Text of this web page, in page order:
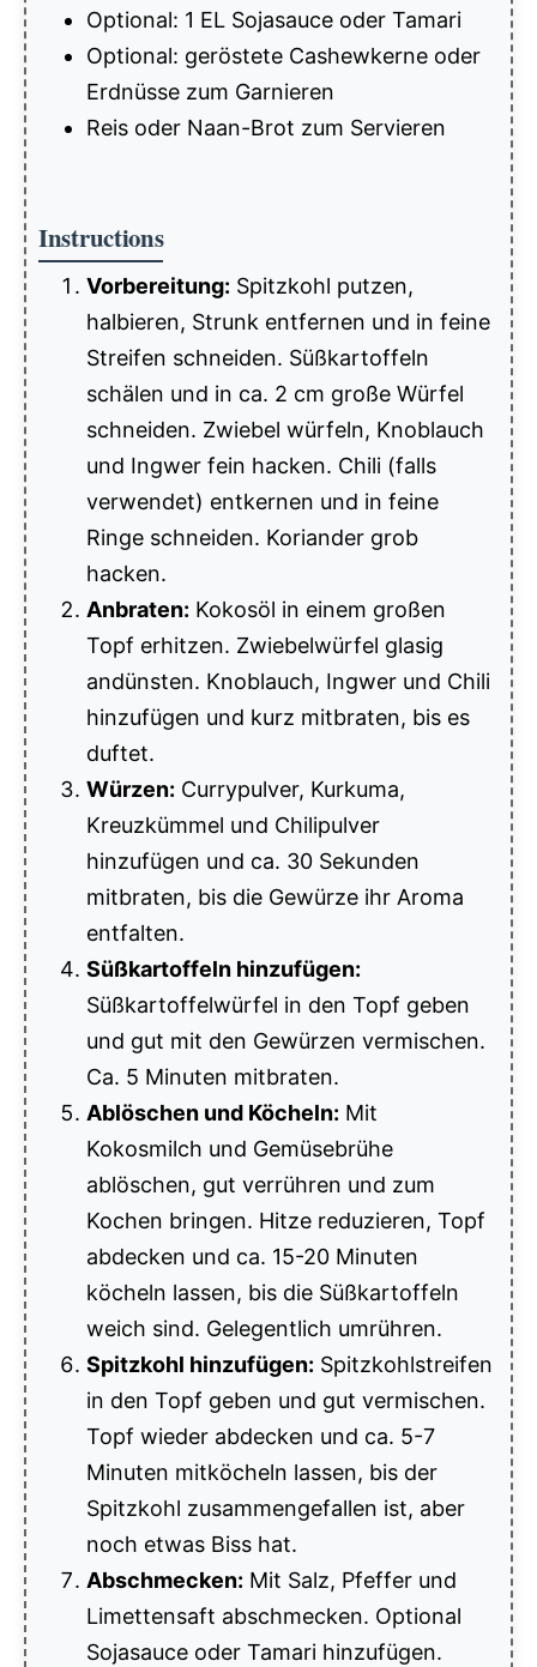
Optional: 1 EL Sojasauce oder Tamari
Optional: geröstete Cashewkerne oder
Erdnüsse zum Garnieren
Reis oder Naan-Brot zum Servieren
Instructions
Vorbereitung: Spitzkohl putzen,
halbieren, Strunk entfernen und in feine
Streifen schneiden. Süßkartoffeln
schälen und in ca. 2 cm große Würfel
schneiden. Zwiebel würfeln, Knoblauch
und Ingwer fein hacken. Chili (falls
verwendet) entkernen und in feine
Ringe schneiden. Koriander grob
hacken.
Anbraten: Kokosöl in einem großen
Topf erhitzen. Zwiebelwürfel glasig
andünsten. Knoblauch, Ingwer und Chili
hinzufügen und kurz mitbraten, bis es
duftet.
Würzen: Currypulver, Kurkuma,
Kreuzkümmel und Chilipulver
hinzufügen und ca. 30 Sekunden
mitbraten, bis die Gewürze ihr Aroma
entfalten.
Süßkartoffeln hinzufügen:
Süßkartoffelwürfel in den Topf geben
und gut mit den Gewürzen vermischen.
Ca. 5 Minuten mitbraten.
Ablöschen und Köcheln: Mit
Kokosmilch und Gemüsebrühe
ablöschen, gut verrühren und zum
Kochen bringen. Hitze reduzieren, Topf
abdecken und ca. 15-20 Minuten
köcheln lassen, bis die Süßkartoffeln
weich sind. Gelegentlich umrühren.
Spitzkohl hinzufügen: Spitzkohlstreifen
in den Topf geben und gut vermischen.
Topf wieder abdecken und ca. 5-7
Minuten mitköcheln lassen, bis der
Spitzkohl zusammengefallen ist, aber
noch etwas Biss hat.
Abschmecken: Mit Salz, Pfeffer und
Limettensaft abschmecken. Optional
Sojasauce oder Tamari hinzufügen.